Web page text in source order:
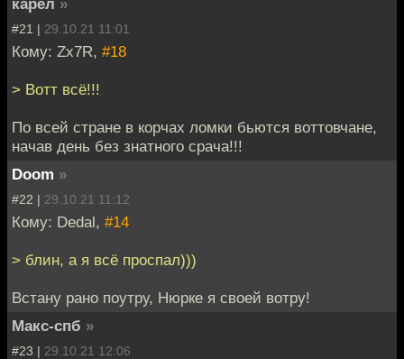
#21 | 29.10.21 11:01
Кому: Zx7R, #18
> Вотт всё!!!
По всей стране в корчах ломки бьются воттовчане,
начав день без знатного срача!!!
Doom »
#22 | 29.10.21 11:12
Кому: Dedal, #14
> блин, а я всё проспал)))
Встану рано поутру, Нюрке я своей вотру!
Макс-спб »
#23 | 29.10.21 12:06